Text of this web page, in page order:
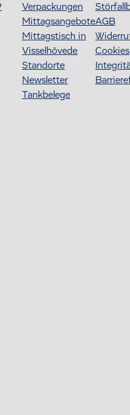
Verpackungen
Mittagsangebote
Mittagstisch in
Visselhövede
Standorte
Newsletter
Tankbelege
AGB
Cookies